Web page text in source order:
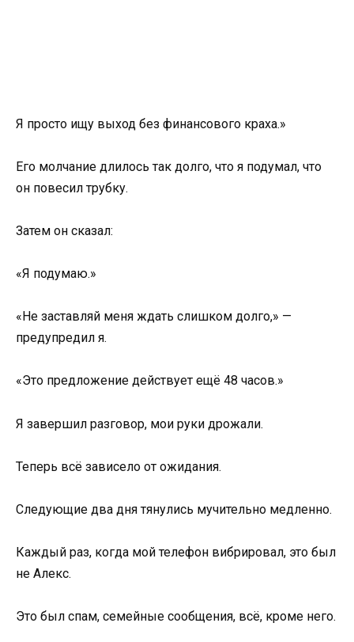
Я просто ищу выход без финансового краха.»
Его молчание длилось так долго, что я подумал, что
он повесил трубку.
Затем он сказал:
«Я подумаю.»
«Не заставляй меня ждать слишком долго,» —
предупредил я.
«Это предложение действует ещё 48 часов.»
Я завершил разговор, мои руки дрожали.
Теперь всё зависело от ожидания.
Следующие два дня тянулись мучительно медленно.
Каждый раз, когда мой телефон вибрировал, это был
не Алекс.
Это был спам, семейные сообщения, всё, кроме него.